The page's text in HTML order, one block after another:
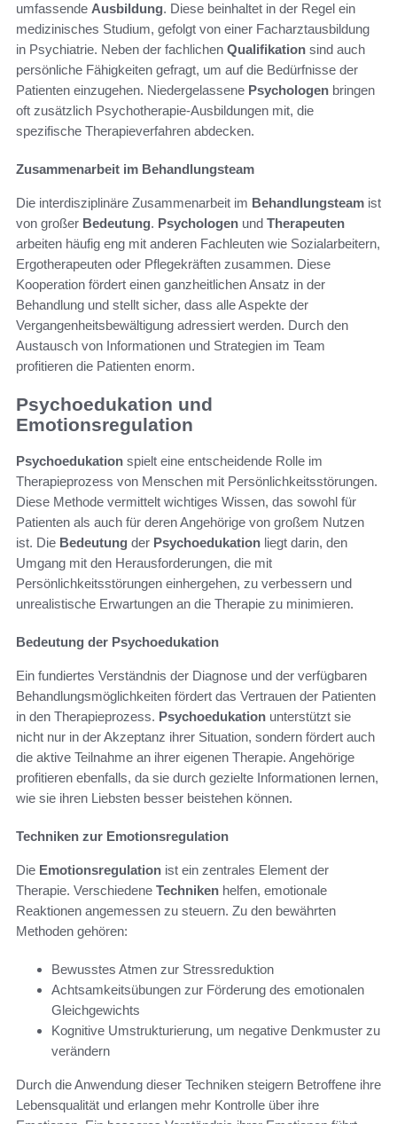
umfassende Ausbildung. Diese beinhaltet in der Regel ein
medizinisches Studium, gefolgt von einer Facharztausbildung
in Psychiatrie. Neben der fachlichen Qualifikation sind auch
persönliche Fähigkeiten gefragt, um auf die Bedürfnisse der
Patienten einzugehen. Niedergelassene Psychologen bringen
oft zusätzlich Psychotherapie-Ausbildungen mit, die
spezifische Therapieverfahren abdecken.
Zusammenarbeit im Behandlungsteam
Die interdisziplinäre Zusammenarbeit im Behandlungsteam ist
von großer Bedeutung. Psychologen und Therapeuten
arbeiten häufig eng mit anderen Fachleuten wie Sozialarbeitern,
Ergotherapeuten oder Pflegekräften zusammen. Diese
Kooperation fördert einen ganzheitlichen Ansatz in der
Behandlung und stellt sicher, dass alle Aspekte der
Vergangenheitsbewältigung adressiert werden. Durch den
Austausch von Informationen und Strategien im Team
profitieren die Patienten enorm.
Psychoedukation und
Emotionsregulation
Psychoedukation spielt eine entscheidende Rolle im
Therapieprozess von Menschen mit Persönlichkeitsstörungen.
Diese Methode vermittelt wichtiges Wissen, das sowohl für
Patienten als auch für deren Angehörige von großem Nutzen
ist. Die Bedeutung der Psychoedukation liegt darin, den
Umgang mit den Herausforderungen, die mit
Persönlichkeitsstörungen einhergehen, zu verbessern und
unrealistische Erwartungen an die Therapie zu minimieren.
Bedeutung der Psychoedukation
Ein fundiertes Verständnis der Diagnose und der verfügbaren
Behandlungsmöglichkeiten fördert das Vertrauen der Patienten
in den Therapieprozess. Psychoedukation unterstützt sie
nicht nur in der Akzeptanz ihrer Situation, sondern fördert auch
die aktive Teilnahme an ihrer eigenen Therapie. Angehörige
profitieren ebenfalls, da sie durch gezielte Informationen lernen,
wie sie ihren Liebsten besser beistehen können.
Techniken zur Emotionsregulation
Die Emotionsregulation ist ein zentrales Element der
Therapie. Verschiedene Techniken helfen, emotionale
Reaktionen angemessen zu steuern. Zu den bewährten
Methoden gehören:
Bewusstes Atmen zur Stressreduktion
Achtsamkeitsübungen zur Förderung des emotionalen
Gleichgewichts
Kognitive Umstrukturierung, um negative Denkmuster zu
verändern
Durch die Anwendung dieser Techniken steigern Betroffene ihre
Lebensqualität und erlangen mehr Kontrolle über ihre